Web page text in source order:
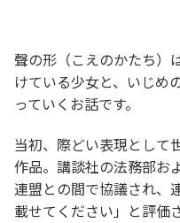
聲の形（こえのかたち）
けている少女と、いじめ
っていくお話です。
当初、際どい表現として
作品。講談社の法務部お
連盟との間で協議され、
載せてください」と評価